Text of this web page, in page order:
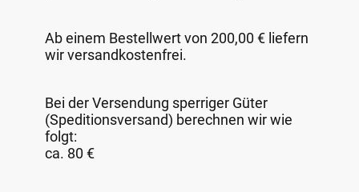
Ab einem Bestellwert von 200,00 € liefern
wir versandkostenfrei.
Bei der Versendung sperriger Güter
(Speditionsversand) berechnen wir wie
folgt:
ca. 80 €